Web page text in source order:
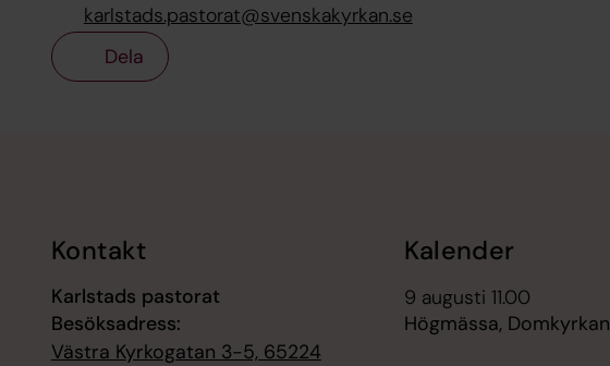
karlstads.pastorat@svenskakyrkan.se
Dela
Kontakt
Karlstads pastorat
Besöksadress:
Västra Kyrkogatan 3-5, 65224
Kalender
9 augusti 11.00
Högmässa, Domkyrkan